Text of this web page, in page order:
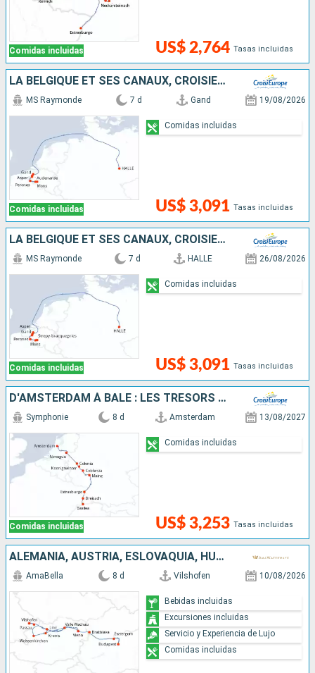
Comidas incluidas US$ 2,764 Tasas incluidas
LA BELGIQUE ET SES CANAUX, CROISIÈRE À LA RENCONTRE DE L'ART, DU PATRIMOINE ET DES SAVEURS (PORT-PORT)
Comidas incluidas
MS Raymonde 7 d Gand 19/08/2026
US$ 3,091 Tasas incluidas
Comidas incluidas
LA BELGIQUE ET SES CANAUX, CROISIÈRE À LA RENCONTRE DE L'ART, DU PATRIMOINE ET DES SAVEURS (PORT/PORT)
Comidas incluidas
MS Raymonde 7 d HALLE 26/08/2026
US$ 3,091 Tasas incluidas
Comidas incluidas
D'AMSTERDAM À BÂLE : LES TRÉSORS D'UN FLEUVE MYTHIQUE, LE RHIN
Comidas incluidas
Symphonie 8 d Amsterdam 13/08/2027
US$ 3,253 Tasas incluidas
Comidas incluidas
ALEMANIA, AUSTRIA, ESLOVAQUIA, HUNGRÍA
AmaBella 8 d Vilshofen 10/08/2026
Bebidas incluidas
Excursiones incluidas
Servicio y Experiencia de Lujo
Comidas incluidas